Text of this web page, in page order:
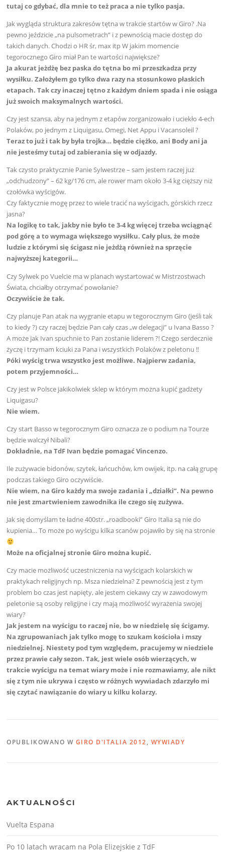
tutaj co gdybać, dla mnie to też praca a nie tylko pasja.
Jak wygląda struktura zakresów tętna w trakcie startów w Giro? .Na
pewno jeździcie „na pulsometrach” i z pewnością macie dostęp do
takich danych. Chodzi o HR śr, max itp W jakim momencie
tegorocznego Giro miał Pan te wartości największe?
Ja akurat jeżdżę bez paska do tętna bo mi przeszkadza przy
wysiłku. Założyłem go tylko dwa razy na stosunkowo płaskich
etapach. Tak czy inaczej tętno z każdym dniem spada i nie osiąga
już swoich maksymalnych wartości.
Czy jest szansa, aby na jednym z etapów zorganizowało i uciekło 4-ech
Polaków, po jednym z Liquigasu, Omegi, Net Appu i Vacansoleil ?
Teraz to już i tak by była trojka… będzie ciężko, ani Body ani ja
nie jesteśmy tutaj od zabierania się w odjazdy.
Tak czysto praktycznie Panie Sylwestrze – sam jestem raczej już
„odchudzony” – 62 kg/176 cm, ale rower mam około 3-4 kg cięższy niż
czołówka wyścigów.
Czy faktycznie mogę przez to wiele tracić na wyścigach, górskich rzecz
jasna?
Na logikę to tak, jakby nie było te 3-4 kg więcej trzeba wciągnąć
pod górę a to wymaga większego wysiłku. Cały plus, że może
ludzie z którymi się ścigasz nie jeżdżą również na sprzęcie
najwyższej kategorii…
Czy Sylwek po Vuelcie ma w planach wystartować w Mistrzostwach
Świata, chciałby otrzymać powołanie?
Oczywiście że tak.
Czy planuje Pan atak na wygranie etapu w tegorocznym Giro (jeśli tak
to kiedy ?) czy raczej będzie Pan cały czas „w delegacji” u Ivana Basso ?
A może jak Ivan spuchnie to Pan zostanie liderem ?! Czego serdecznie
życzę i trzymam kciuki za Pana i wszystkich Polaków z peletonu !!
Póki wyścig trwa wszystko jest możliwe. Najpierw zadania,
potem przyjemności…
Czy jest w Polsce jakikolwiek sklep w którym można kupić gadżety
Liquigasu?
Nie wiem.
Czy start Basso w tegorocznym Giro oznacza ze o podium na Tourze
będzie walczył Nibali?
Dokładnie, na TdF Ivan będzie pomagać Vincenzo.
Ile zużywacie bidonów, szytek, łańcuchów, km owijek, itp. na całą grupę
podczas takiego Giro oczywiście.
Nie wiem, na Giro każdy ma swoje zadania i „działki”. Na pewno
nie jest zmartwieniem zawodnika ile czego się zużywa.
Jak się domyślam te ładne 400str. „roadbooki” Giro Italia są nie do
kupienia… To może po wyścigu kilka scanów pojawiło by się na stronie
Może na oficjalnej stronie Giro można kupić.
Czy macie możliwość uczestniczenia na wyścigach kolarskich w
praktykach religijnych np. Msza niedzielna? Z pewnością jest z tym
problem bo czas jest napięty, ale jestem ciekawy czy w zawodowym
peletonie są osoby religijne i czy mają możliwość wyrażenia swojej
wiary?
Jak jestem na wyścigu to raczej nie, bo w niedzielę się ścigamy.
Na zgrupowaniach jak tylko mogę to szukam kościoła i mszy
niedzielnej. Niestety pod tym względem, pracujemy w niedziele
przez prawie cały sezon. Tak, jest wiele osób wierzących, w
trakcie wyścigu na temat wiary może i nie rozmawiamy, ale nikt
się z tym nie ukrywa i często w różnych wywiadach zdarzyło mi
się czytać nawiązanie do wiary u kilku kolarzy.
OPUBLIKOWANO W GIRO D'ITALIA 2012, WYWIADY
AKTUALNOŚCI
Vuelta Espana
Po 10 latach wracam na Pola Elizejskie z TdF